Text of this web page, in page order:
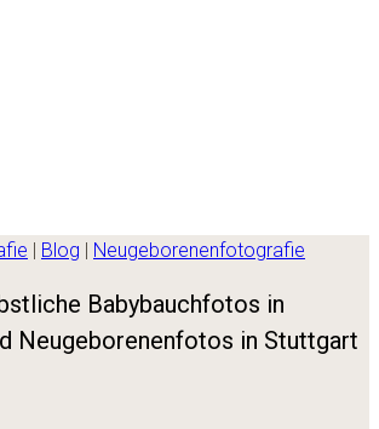
Blog Neugeborenenfotografie
Babybauchfotos in
Neugeborenenfotos in Stuttgart